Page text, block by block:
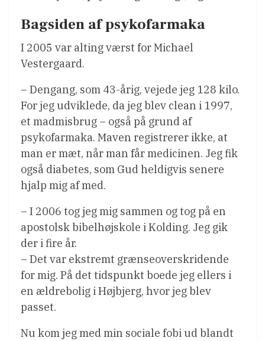
Bagsiden af psykofarmaka
I 2005 var alting værst for Michael
Vestergaard.
– Dengang, som 43-årig, vejede jeg 128 kilo.
For jeg udviklede, da jeg blev clean i 1997,
et madmisbrug – også på grund af
psykofarmaka. Maven registrerer ikke, at
man er mæt, når man får medicinen. Jeg fik
også diabetes, som Gud heldigvis senere
hjalp mig af med.
– I 2006 tog jeg mig sammen og tog på en
apostolsk bibelhøjskole i Kolding. Jeg gik
der i fire år.
– Det var ekstremt grænseoverskridende
for mig. På det tidspunkt boede jeg ellers i
en ældrebolig i Højbjerg, hvor jeg blev
passet.
Nu kom jeg med min sociale fobi ud blandt